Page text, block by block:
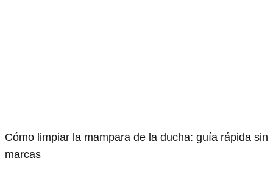
Cómo limpiar la mampara de la ducha: guía rápida sin
marcas